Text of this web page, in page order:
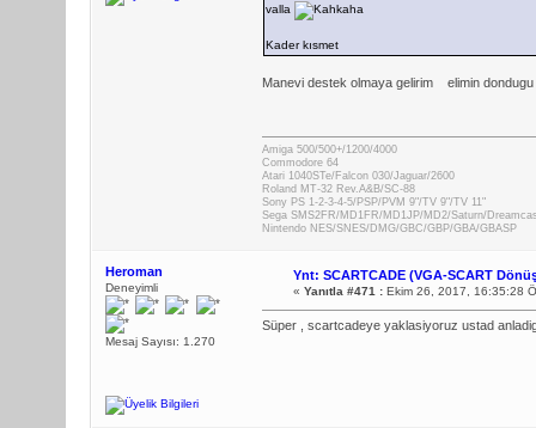
valla
Kader kısmet
Manevi destek olmaya gelirim elimin
Amiga 500/500+/1200/4000
Commodore 64
Atari 1040STe/Falcon 030/Jaguar/2600
Roland MT-32 Rev.A&B/SC-88
Sony PS 1-2-3-4-5/PSP/PVM 9"/TV 9"/TV 11"
Sega SMS2FR/MD1FR/MD1JP/MD2/Saturn/
Nintendo NES/SNES/DMG/GBC/GBP/GBA/GBASP
Heroman
Deneyimli
Mesaj Sayısı: 1.270
Ynt: SCARTCADE (VGA-SCART
« Yanıtla #471 :Ekim 26, 2017, 16:35:28
Süper , scartcadeye yaklasiyoruz ustad